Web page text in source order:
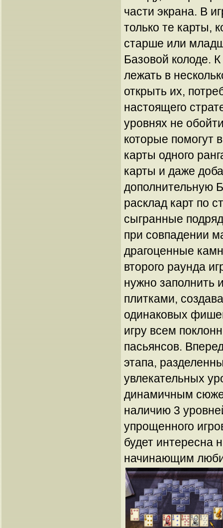
части экрана. В
только те карты,
старше или
Базовой колоде.
лежать в
открыть их,
настоящего
уровнях не
которые помогут
карты одного
карты и даже
дополнительную
расклад карт по
сыгранные
при совпадении
драгоценные
второго раунда
нужно заполнить
плитками,
одинаковых
игру всем
пасьянсов.
этапа,
увлекательных
динамичным
наличию 3
упрощенного
будет интересна
начинающим